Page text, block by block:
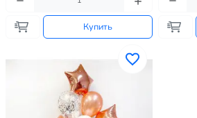
Купить